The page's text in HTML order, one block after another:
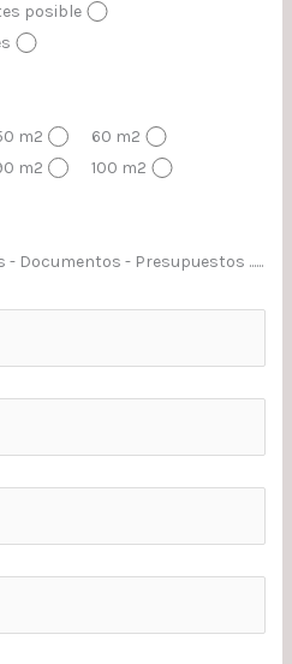
posible
m2
60 m2
m2
100 m2
Documentos - Presupuestos ......